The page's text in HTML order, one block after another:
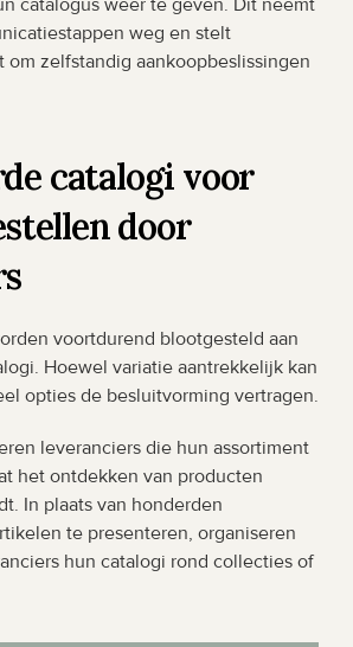
weg en stelt
om zelfstandig aankoopbeslissingen
catalogi voor
door
voortdurend blootgesteld aan
Hoewel variatie aantrekkelijk kan
opties de besluitvorming vertragen.
leveranciers die hun assortiment
het ontdekken van producten
In plaats van honderden
te presenteren, organiseren
hun catalogi rond collecties of